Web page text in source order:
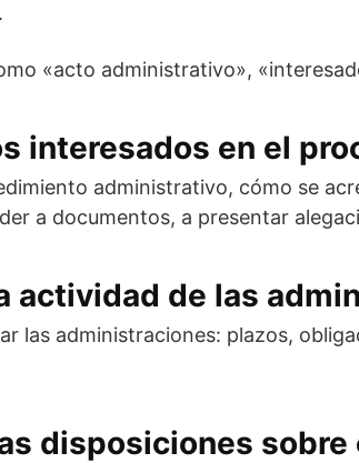
«acto administrativo»,
interesados en el
administrativo, cómo se
a documentos, a presentar
actividad de las
las administraciones: plazos,
disposiciones